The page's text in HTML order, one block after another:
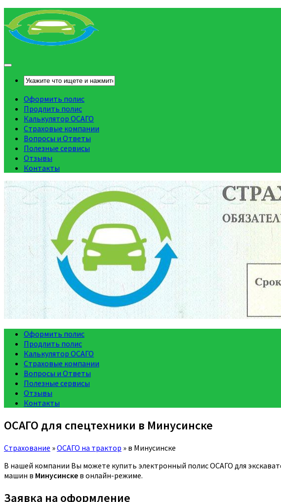
Оформить полис
Продлить полис
Калькулятор ОСАГО
Страховые компании
Вопросы и Ответы
Полезные сервисы
Отзывы
Контакты
Оформить полис
Продлить полис
Калькулятор ОСАГО
Страховые компании
Вопросы и Ответы
Полезные сервисы
Отзывы
Контакты
ОСАГО для спецтехники в Минусинске
Страхование »ОСАГО на трактор » в Минусинске
В нашей компании Вы можете купить электронный полис ОСАГО для
машин в Минусинске в онлайн-режиме.
Заявка на оформление